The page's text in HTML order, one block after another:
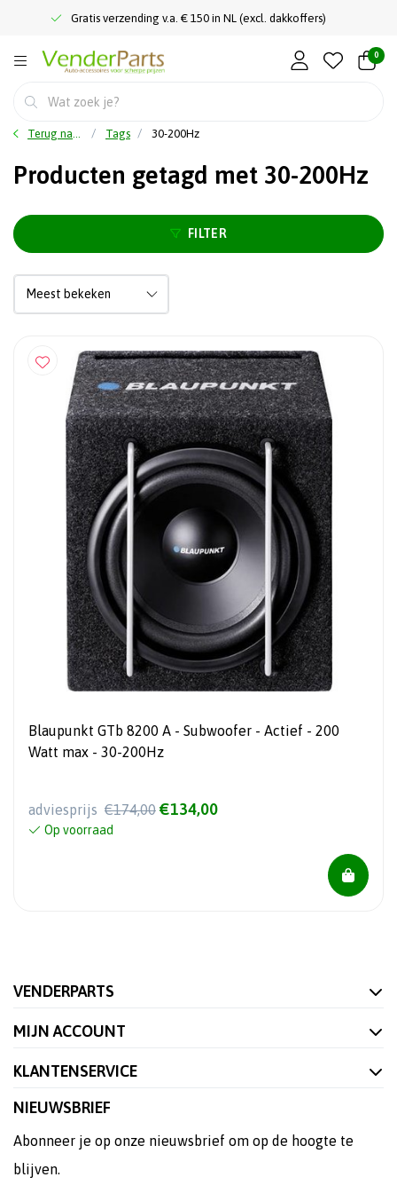
Gratis verzending v.a. € 150 in NL (excl. dakkoffers)
0
Terug naar home Tags 30-200Hz
Producten getagd met 30-200Hz
FILTER
Blaupunkt GTb 8200 A - Subwoofer - Actief - 200
Watt max - 30-200Hz
adviesprijs €174,00 €134,00
Op voorraad
VENDERPARTS
MIJN ACCOUNT
KLANTENSERVICE
NIEUWSBRIEF
Abonneer je op onze nieuwsbrief om op de hoogte te
blijven.